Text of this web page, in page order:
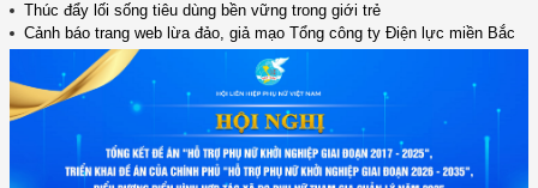
Thúc đẩy lối sống tiêu dùng bền vững trong giới trẻ
Cảnh báo trang web lừa đảo, giả mạo Tổng công ty Điện lực miền Bắc